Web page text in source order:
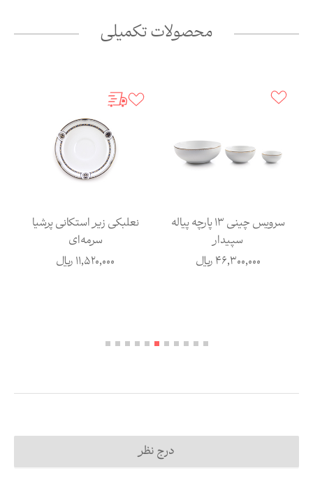
محصولات تکمیلی
سرویس چینی 13 پارچه پیاله
سپیدار
46,300,000ریال
نعلبکی زیر استکانی پرشیا
سرمه‌ای
11,520,000ریال
درج نظر